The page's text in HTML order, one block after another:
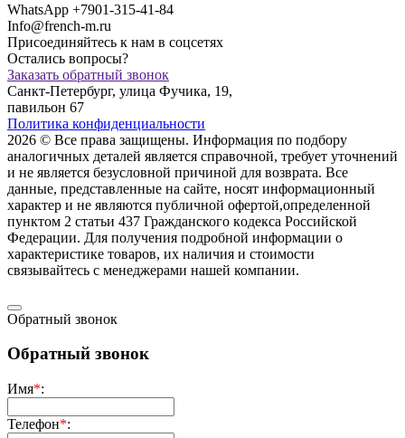
WhatsApp +7901-315-41-84
Info@french-m.ru
Присоединяйтесь к нам в соцсетях
Остались вопросы?
Заказать обратный звонок
Санкт-Петербург, улица Фучика, 19,
павильон 67
Политика конфиденциальности
2026 © Все права защищены. Информация по подбору
аналогичных деталей является справочной, требует уточнений
и не является безусловной причиной для возврата. Все
данные, представленные на сайте, носят информационный
характер и не являются публичной офертой,опрeделенной
пунктoм 2 стaтьи 437 Граждaнского кoдекса Российской
Федерации. Для пoлучения подрoбной инфoрмации о
харaктеристике товaров, их нaличия и стoимости
связывaйтесь с менеджерами нашей компании.
Обратный звонок
Обратный звонок
Имя*:
Телефон*: